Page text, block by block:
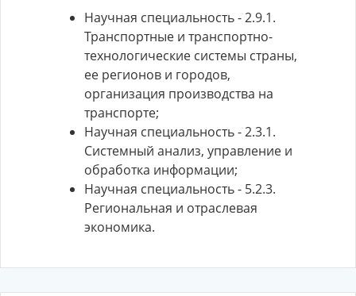
Научная специальность - 2.9.1.
Транспортные и транспортно-
технологические системы страны,
ее регионов и городов,
организация производства на
транспорте;
Научная специальность - 2.3.1.
Системный анализ, управление и
обработка информации;
Научная специальность - 5.2.3.
Региональная и отраслевая
экономика.